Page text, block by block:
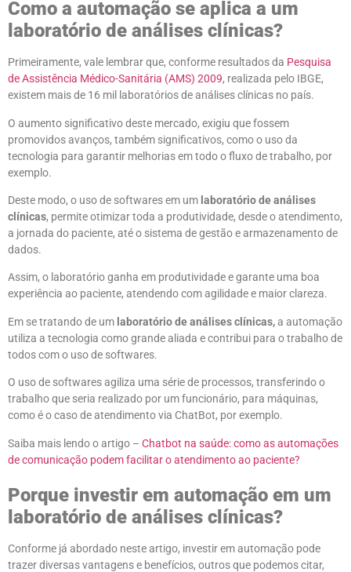
Como a automação se aplica a um
laboratório de análises clínicas?
Primeiramente, vale lembrar que, conforme resultados da Pesquisa
de Assistência Médico-Sanitária (AMS) 2009, realizada pelo IBGE,
existem mais de 16 mil laboratórios de análises clínicas no país.
O aumento significativo deste mercado, exigiu que fossem
promovidos avanços, também significativos, como o uso da
tecnologia para garantir melhorias em todo o fluxo de trabalho, por
exemplo.
Deste modo, o uso de softwares em um laboratório de análises
clínicas, permite otimizar toda a produtividade, desde o atendimento,
a jornada do paciente, até o sistema de gestão e armazenamento de
dados.
Assim, o laboratório ganha em produtividade e garante uma boa
experiência ao paciente, atendendo com agilidade e maior clareza.
Em se tratando de um laboratório de análises clínicas,a automação
utiliza a tecnologia como grande aliada e contribui para o trabalho de
todos com o uso de softwares.
O uso de softwares agiliza uma série de processos, transferindo o
trabalho que seria realizado por um funcionário, para máquinas,
como é o caso de atendimento via ChatBot, por exemplo.
Saiba mais lendo o artigo – Chatbot na saúde: como as automações
de comunicação podem facilitar o atendimento ao paciente?
Porque investir em automação em um
laboratório de análises clínicas?
Conforme já abordado neste artigo, investir em automação pode
trazer diversas vantagens e benefícios, outros que podemos citar,